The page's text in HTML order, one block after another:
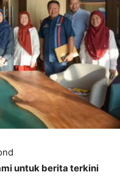
untuk berita terkini